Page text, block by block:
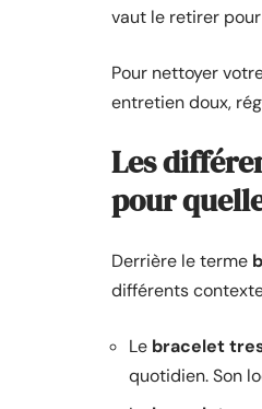
vaut le retirer
Pour nettoyer
entretien doux,
Les
pour
Derrière le terme
différents
Le bracelet
quotidien. Son